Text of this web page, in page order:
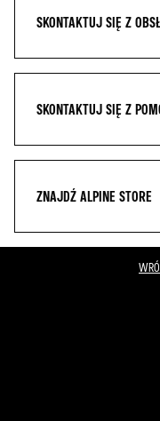
SKONTAKTUJ SIĘ Z
SKONTAKTUJ SIĘ Z
ZNAJDŹ ALPINE STORE